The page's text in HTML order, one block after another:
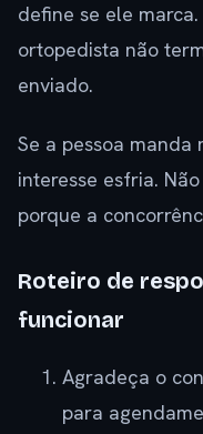
define se ele
ortopedista não
enviado.
Se a pessoa manda
interesse esfria.
porque a
Roteiro de
funcionar
Agradeça o
para